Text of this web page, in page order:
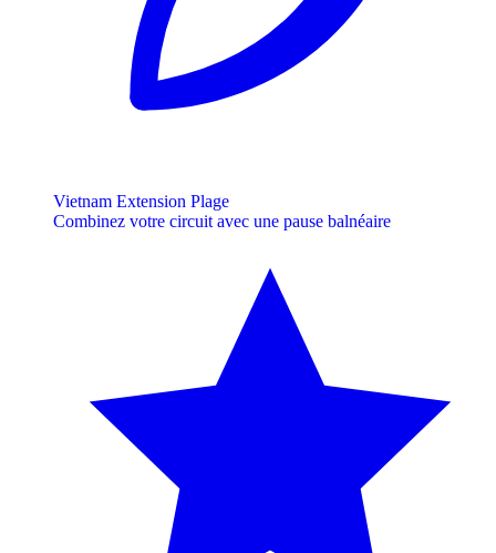
Vietnam Extension Plage
Combinez votre circuit avec une pause balnéaire